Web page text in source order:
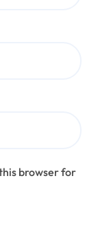
browser for